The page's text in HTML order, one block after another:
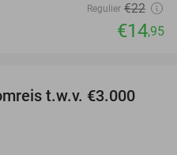
Regulier €22
€14,95
t.w.v. €3.000